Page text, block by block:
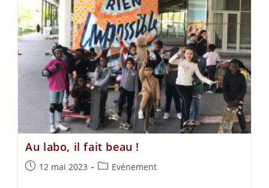
Au labo, il fait beau !
12 mai 2023 Evénement